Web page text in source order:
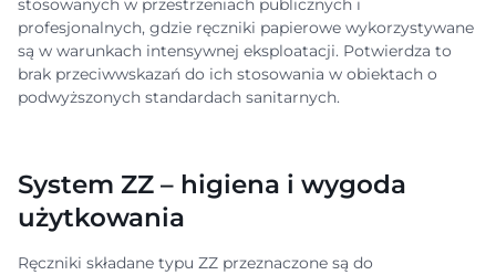
stosowanych w przestrzeniach publicznych i
profesjonalnych, gdzie ręczniki papierowe wykorzystywane
są w warunkach intensywnej eksploatacji. Potwierdza to
brak przeciwwskazań do ich stosowania w obiektach o
podwyższonych standardach sanitarnych.
System ZZ – higiena i wygoda
użytkowania
Ręczniki składane typu ZZ przeznaczone są do